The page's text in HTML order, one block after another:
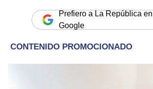
Prefiero a La República en
Google